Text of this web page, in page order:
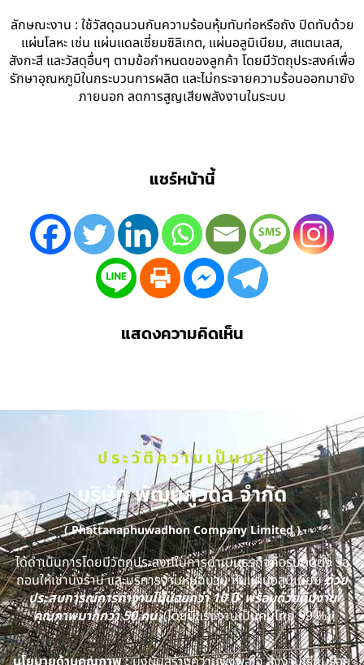
ลักษณะงาน : ใช้วัสดุฉนวนกันความร้อนหุ้มทับท่อหรือถัง ปิดทับด้วย
แผ่นโลหะ เช่น แผ่นแดลเซี่ยมซิลิเกต, แผ่นอลูมิเนียม, สแตนเลส,
สังกะสี และวัสดุอื่นๆ ตามข้อกำหนดของลูกค้า โดยมีวัตถุประสงค์เพื่อ
รักษาอุณหภูมิในกระบวนการผลิต และไม่กระจายความร้อนออกมายัง
ภายนอก ลดการสูญเสียพลังงานในระบบ
แชร์หน้านี้
แสดงความคิดเห็น
ประวัติความเป็นมา
บริษัท พัฒนภูวดล จำกัด
( Phattanaphuwadhon Company Limited )
ได้ดำเนินการโดยมีวัตถุประสงค์ในการดำเนินธุรกิจคือรับติดตั้ง รื้อ
ถอนให้เช่านั่งร้าน และบริการงานหุ้มฉนวน หุ้มแผ่นอลูมิเนียมด้วย
ประสบการณ์การทำงานไม่น้อยกว่า 10 ปี พร้อมด้วยทีมงาน
คุณภาพมากกว่า 50 คน(โดยมีแรงงานเป็นคนไทย 99 %)